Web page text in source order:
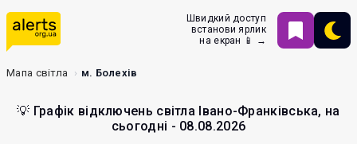
Швидкий доступ
встанови ярлик
на екран 📱 →
Мапа світла м. Болехів
💡 Графік відключень світла Івано-Франківська, на
сьогодні - 08.08.2026